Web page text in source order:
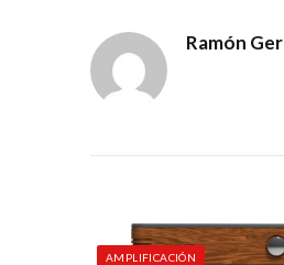
Ramón Ger
AMPLIFICACIÓN